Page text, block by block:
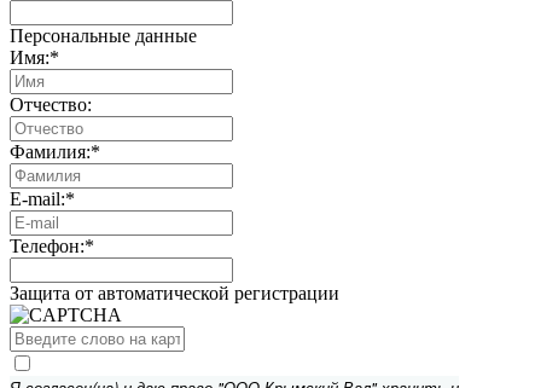
Персональные данные
Имя:*
Отчество:
Фамилия:*
E-mail:*
Телефон:*
Защита от автоматической регистрации